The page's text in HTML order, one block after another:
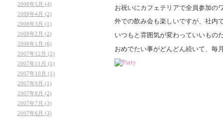
お祝いにカフェテリアで全員参加の
外での飲み会も楽しいですが、社内
いつもと雰囲気が変わっていいもの
おめでたい事がどんどん続いて、毎
2008年5月 (4)
2008年4月 (2)
2008年3月 (1)
2008年2月 (2)
2008年1月 (6)
2007年12月 (2)
2007年11月 (1)
2007年10月 (1)
2007年9月 (1)
2007年8月 (2)
2007年7月 (3)
2007年6月 (3)